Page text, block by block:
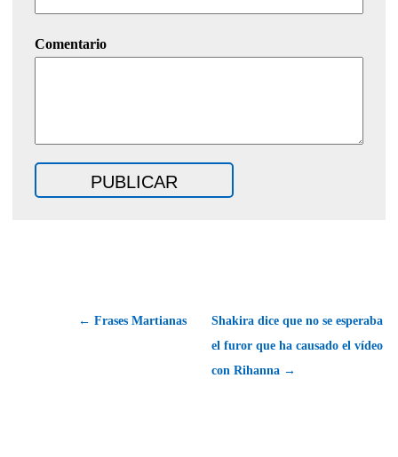
Comentario
← Frases Martianas
Shakira dice que no se esperaba
el furor que ha causado el vídeo
con Rihanna →